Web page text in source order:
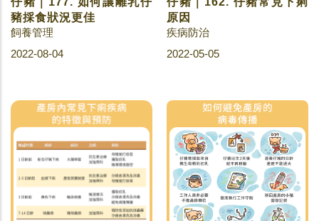
豬採食狀況更佳
飼養管理
2022-08-04
原因
疾病防治
2022-05-05